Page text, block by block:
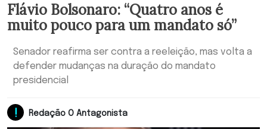
Flávio Bolsonaro: “Quatro anos é
muito pouco para um mandato só”
Senador reafirma ser contra a reeleição, mas volta a
defender mudanças na duração do mandato
presidencial
Redação O Antagonista